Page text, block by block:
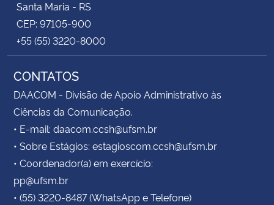
Gabinete de Segurança Institucional
Advocacia-Geral da União
Santa Maria - RS
CEP: 97105-900
+55 (55) 3220-8000
CONTATOS
DAACOM - Divisão de Apoio Administrativo às
Ciências da Comunicação.
• E-mail: daacom.ccsh@ufsm.br
• Sobre Estágios: estagioscom.ccsh@ufsm.br
• Coordenador(a) em exercício:
pp@ufsm.br
• (55) 3220-8487 (WhatsApp e Telefone)